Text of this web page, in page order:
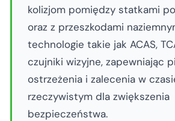
kolizjom pomiędzy statkami
oraz z przeszkodami
technologie takie jak ACAS,
czujniki wizyjne, zapewniając
ostrzeżenia i zalecenia w
rzeczywistym dla zwiększenia
bezpieczeństwa.